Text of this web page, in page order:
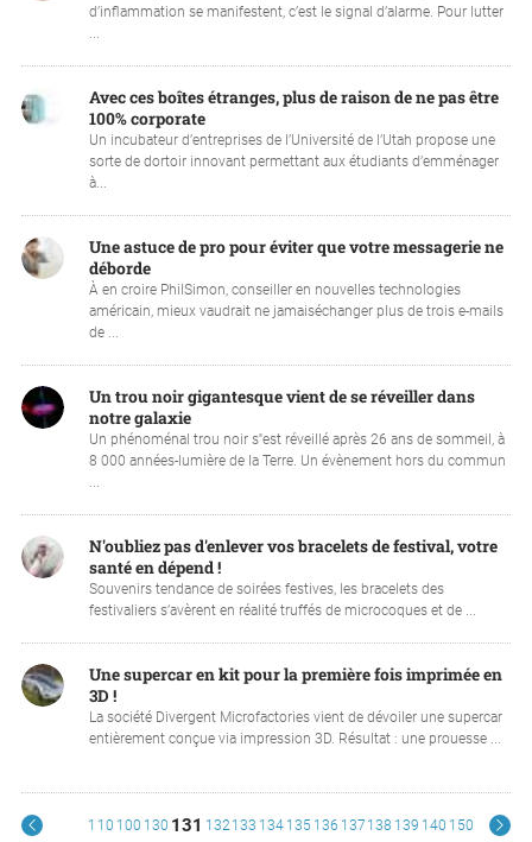
d’inflammation se manifestent, c’est le signal d’alarme. Pour lutter
Avec ces boîtes étranges, plus de raison de ne pas être
100% corporate
Un incubateur d’entreprises de l’Université de l’Utah propose une
sorte de dortoir innovant permettant aux étudiants d’emménager
à...
Une astuce de pro pour éviter que votre messagerie ne
déborde
À en croire PhilSimon, conseiller en nouvelles technologies
américain, mieux vaudrait ne jamaiséchanger plus de trois e-mails
de ...
Un trou noir gigantesque vient de se réveiller dans
notre galaxie
Un phénoménal trou noir s''est réveillé après 26 ans de sommeil, à
8 000 années-lumière de la Terre. Un évènement hors du commun
...
N'oubliez pas d'enlever vos bracelets de festival, votre
santé en dépend !
Souvenirs tendance de soirées festives, les bracelets des
festivaliers s’avèrent en réalité truffés de microcoques et de ...
Une supercar en kit pour la première fois imprimée en
3D !
La société Divergent Microfactories vient de dévoiler une supercar
entièrement conçue via impression 3D. Résultat : une prouesse ...
1 10 100 130 131 132 133 134 135 136 137 138 139 140 150